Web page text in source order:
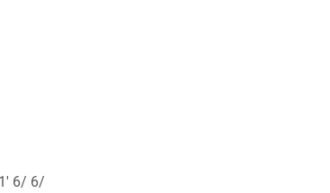
6/ 6/